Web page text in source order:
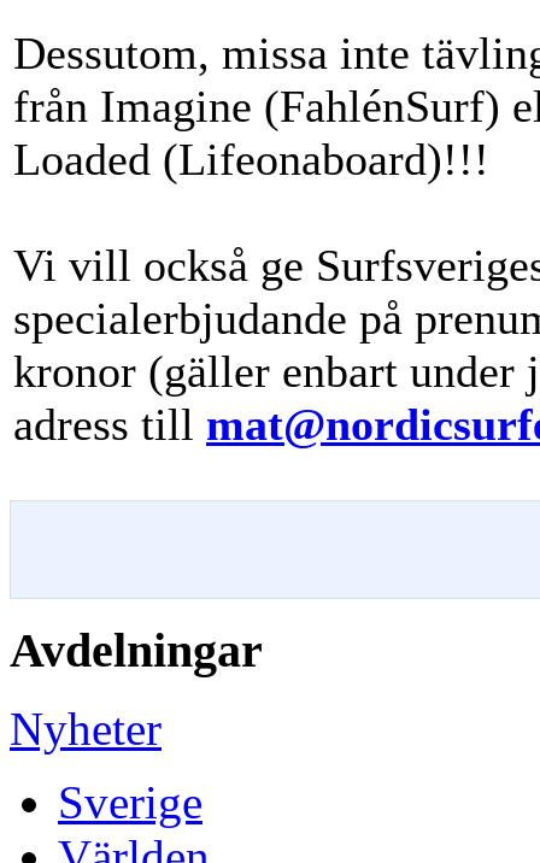
Dessutom, missa inte
från Imagine (FahlénSurf)
Loaded (Lifeonaboard)!!!
Vi vill också ge
specialerbjudande på
kronor (gäller enbart under
adress till
Avdelningar
Nyheter
Sverige